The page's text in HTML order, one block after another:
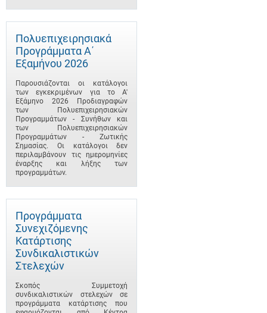
Πολυεπιχειρησιακά
Προγράμματα A΄
Εξαμήνου 2026
Παρουσιάζονται οι κατάλογοι
των εγκεκριμένων για το A'
Εξάμηνο 2026 Προδιαγραφών
των Πολυεπιχειρησιακών
Προγραμμάτων - Συνήθων και
των Πολυεπιχειρησιακών
Προγραμμάτων - Ζωτικής
Σημασίας. Οι κατάλογοι δεν
περιλαμβάνουν τις ημερομηνίες
έναρξης και λήξης των
προγραμμάτων.
Προγράμματα
Συνεχιζόμενης
Κατάρτισης
Συνδικαλιστικών
Στελεχών
Σκοπός Συμμετοχή
συνδικαλιστικών στελεχών σε
προγράμματα κατάρτισης που